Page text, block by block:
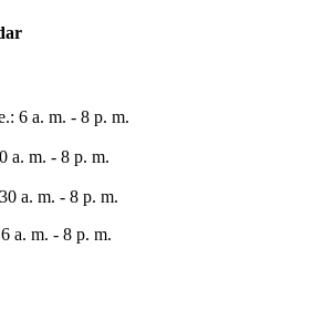
6 a. m. - 8 p. m.
a. m. - 8 p. m.
a. m. - 8 p. m.
a. m. - 8 p. m.